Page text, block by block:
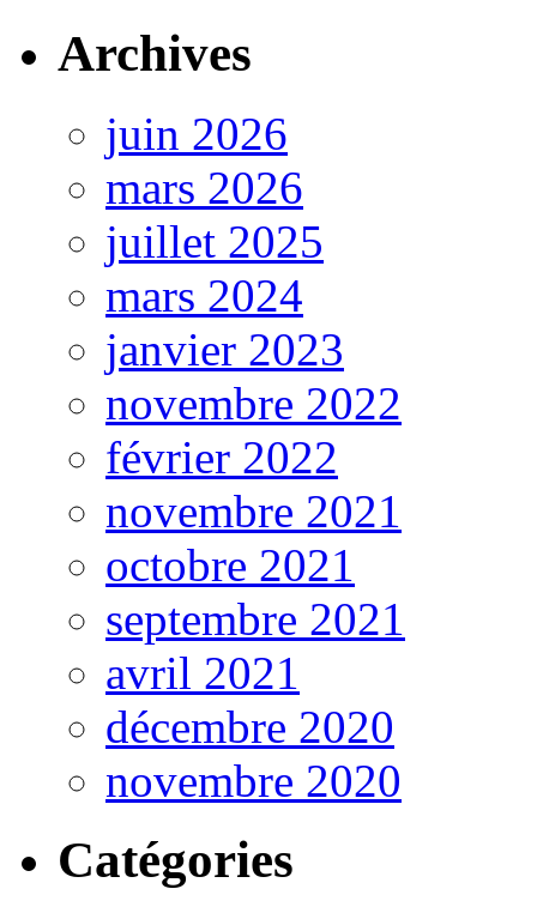
Archives
juin 2026
mars 2026
juillet 2025
mars 2024
janvier 2023
novembre 2022
février 2022
novembre 2021
octobre 2021
septembre 2021
avril 2021
décembre 2020
novembre 2020
Catégories